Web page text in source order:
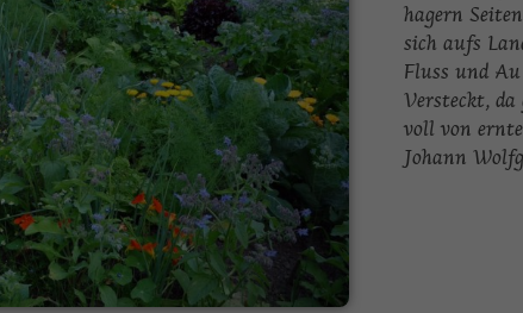
hagern
sich aufs
Fluss und Au
Versteckt, da
voll von
Johann